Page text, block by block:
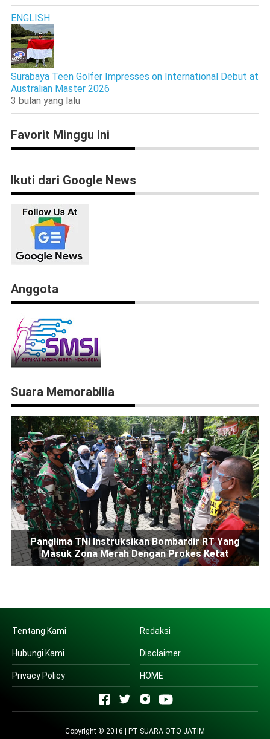
ENGLISH
Surabaya Teen Golfer Impresses on International Debut at
Australian Master 2026
3 bulan yang lalu
Favorit Minggu ini
Ikuti dari Google News
Anggota
Suara Memorabilia
Panglima TNI Instruksikan Bombardir RT Yang
Masuk Zona Merah Dengan Prokes Ketat
Tentang Kami Redaksi
Hubungi Kami Disclaimer
Privacy Policy HOME
Copyright © 2016 | PT SUARA OTO JATIM